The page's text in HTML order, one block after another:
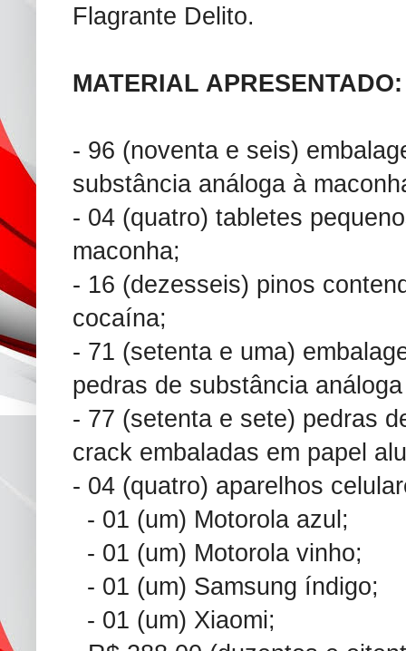
Flagrante Delito.
MATERIAL APRESENTADO:
- 96 (noventa e seis)
substância análoga à
- 04 (quatro) tabletes
maconha;
- 16 (dezesseis) pinos
cocaína;
- 71 (setenta e uma)
pedras de substância
- 77 (setenta e sete) pedras
crack embaladas em papel
- 04 (quatro) aparelhos
- 01 (um) Motorola azul;
- 01 (um) Motorola vinho;
- 01 (um) Samsung índigo;
- 01 (um) Xiaomi;